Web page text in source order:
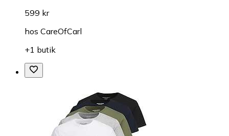
599 kr
hos CareOfCarl
+1 butik